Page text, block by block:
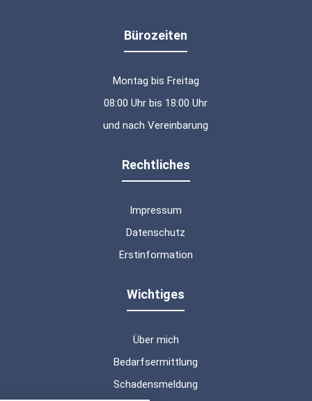
Bürozeiten
Montag bis Freitag
08:00 Uhr bis 18:00 Uhr
und nach Vereinbarung
Rechtliches
Impressum
Datenschutz
Erstinformation
Wichtiges
Über mich
Bedarfsermittlung
Schadensmeldung